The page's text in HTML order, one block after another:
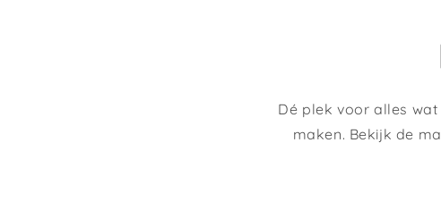
Dé plek voor alles
maken. Bekijk de